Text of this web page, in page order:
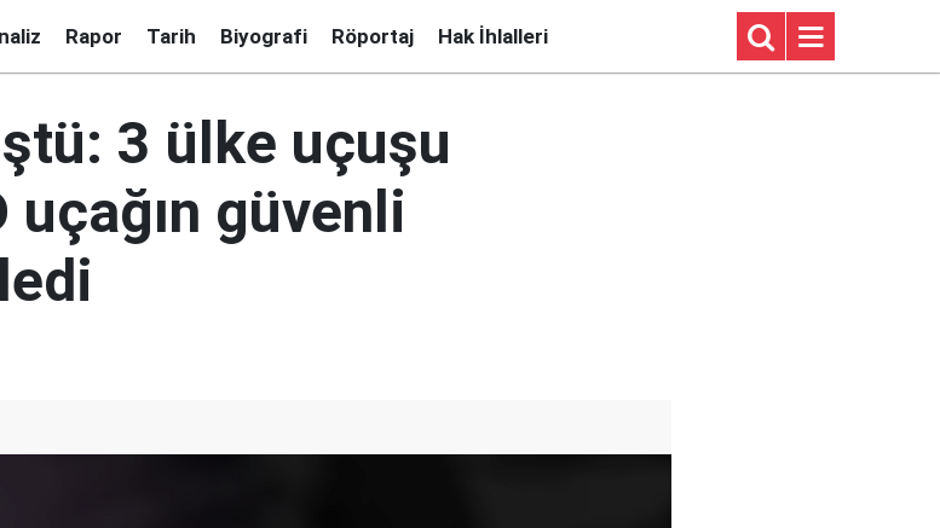
Rapor Tarih Biyografi Röportaj Hak İhlalleri
3 ülke uçuşu
güvenli